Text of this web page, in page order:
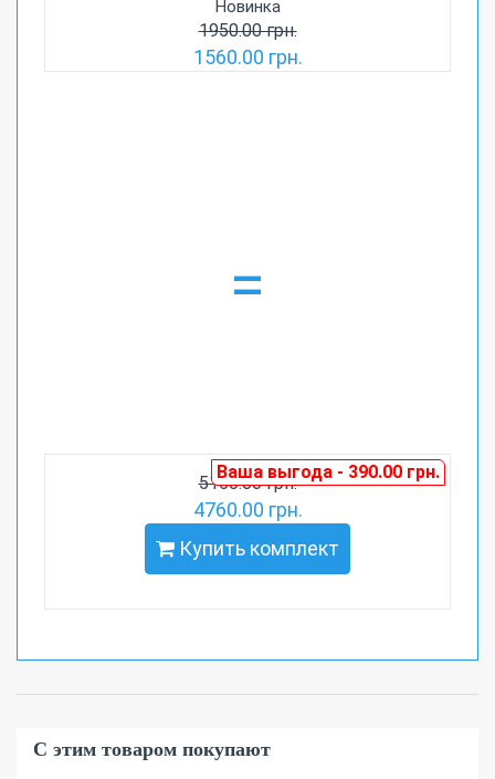
Новинка
1950.00 грн.
1560.00 грн.
=
Ваша выгода - 390.00 грн.
5150.00 грн.
4760.00 грн.
Купить комплект
С этим товаром покупают